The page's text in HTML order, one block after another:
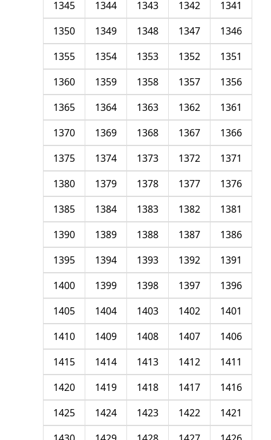
1341
1342
1343
1344
1345
1346
1347
1348
1349
1350
1351
1352
1353
1354
1355
1356
1357
1358
1359
1360
1361
1362
1363
1364
1365
1366
1367
1368
1369
1370
1371
1372
1373
1374
1375
1376
1377
1378
1379
1380
1381
1382
1383
1384
1385
1386
1387
1388
1389
1390
1391
1392
1393
1394
1395
1396
1397
1398
1399
1400
1401
1402
1403
1404
1405
1406
1407
1408
1409
1410
1411
1412
1413
1414
1415
1416
1417
1418
1419
1420
1421
1422
1423
1424
1425